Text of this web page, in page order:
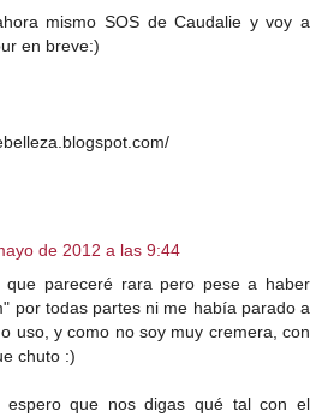
mismo SOS de Caudalie y voy a
en breve:)
de 2012 a las 9:44
que pareceré rara pero pese a haber
por todas partes ni me había parado a
uso, y como no soy muy cremera, con
chuto :)
espero que nos digas qué tal con el